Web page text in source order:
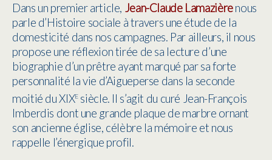
Dans un premier article, Jean-Claude Lamazièrenous
parle d’Histoire sociale à travers une étude de la
domesticité dans nos campagnes. Par ailleurs, il nous
propose une réflexion tirée de sa lecture d’une
biographie d’un prêtre ayant marqué par sa forte
personnalité la vie d’Aigueperse dans la seconde
moitié du XIXesiècle. Il s’agit du curé Jean-François
Imberdis dont une grande plaque de marbre ornant
son ancienne église, célèbre la mémoire et nous
rappelle l’énergique profil.